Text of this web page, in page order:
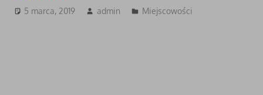
5 marca, 2019 admin Miejscowości